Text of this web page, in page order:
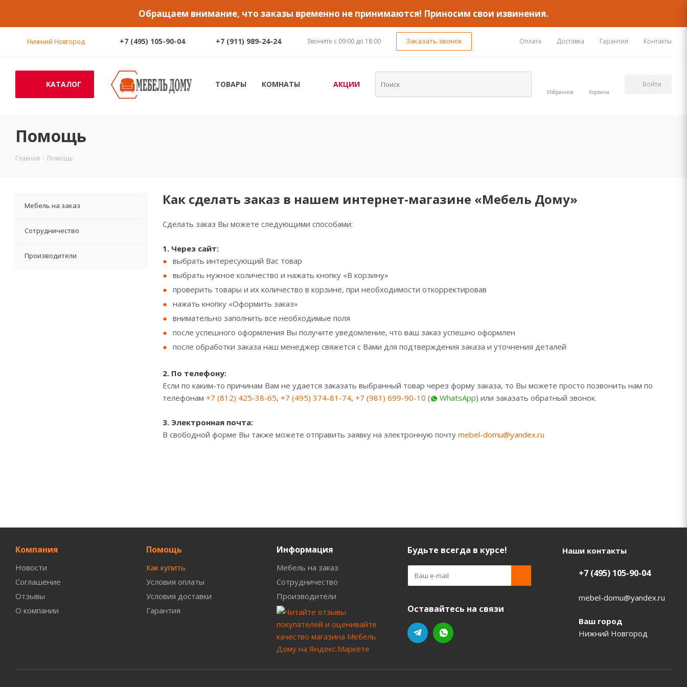
Обращаем внимание, что заказы временно не принимаются! Приносим свои извинения.
Нижний Новгород +7 (495) 105-90-04 +7 (911) 989-24-24 Звоните с 09:00 до 18:00 Заказать звонок Оплата Доставка Гарантия Контакты
КАТАЛОГ ТОВАРЫ КОМНАТЫ АКЦИИ
Избранное Корзина
Войти
Помощь
Главная - Помощь
Как сделать заказ в нашем интернет-магазине «Мебель Дому»
Сделать заказ Вы можете следующими способами:
1. Через сайт:
выбрать интересующий Вас товар
выбрать нужное количество и нажать кнопку «В корзину»
проверить товары и их количество в корзине, при необходимости откорректировав
нажать кнопку «Оформить заказ»
внимательно заполнить все необходимые поля
после успешного оформления Вы получите уведомление, что ваш заказ успешно оформлен
после обработки заказа наш менеджер свяжется c Вами для подтверждения заказа и уточнения деталей
2. По телефону:
Если по каким-то причинам Вам не удается заказать выбранный товар через форму заказа, то Вы можете просто позвонить нам по
телефонам +7 (812) 425-38-65, +7 (495) 374-81-74, +7 (981) 699-90-10 ( WhatsApp) или заказать обратный звонок.
3. Электронная почта:
В свободной форме Вы также можете отправить заявку на электронную почту mebel-domu@yandex.ru
Мебель на заказ
Сотрудничество
Производители
Компания
Новости
Соглашение
Отзывы
О компании
Помощь
Как купить
Условия оплаты
Условия доставки
Гарантия
Информация
Мебель на заказ
Сотрудничество
Производители
Будьте всегда в курсе!
Оставайтесь на связи
Наши контакты
+7 (495) 105-90-04
mebel-domu@yandex.ru
Ваш город
Нижний Новгород